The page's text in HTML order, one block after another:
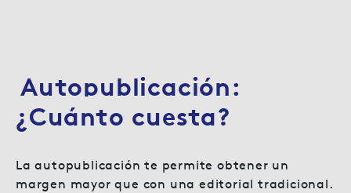
Autopublicación:
¿Cuánto cuesta?
La autopublicación te permite obtener un
margen mayor que con una editorial tradicional.